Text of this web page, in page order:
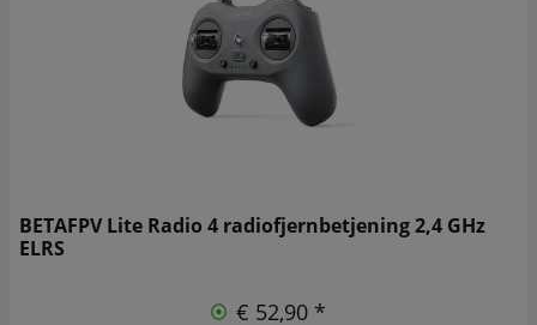
BETAFPV Lite Radio 4 radiofjernbetjening 2,4 GHz
ELRS
€ 52,90 *